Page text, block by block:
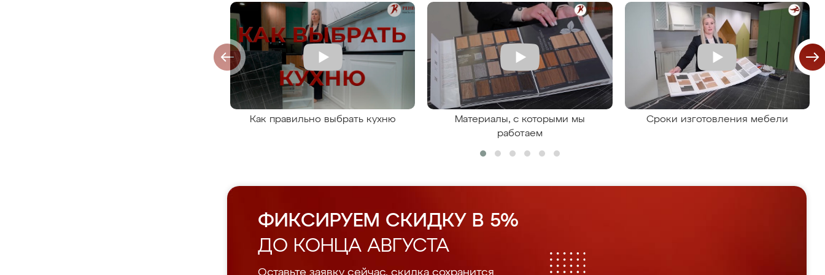
Как правильно выбрать кухню
Материалы, с которыми мы
работаем
Сроки изготовления мебели
ФИКСИРУЕМ СКИДКУ В 5%
ДО КОНЦА АВГУСТА
Оставьте заявку сейчас, скидка сохранится.